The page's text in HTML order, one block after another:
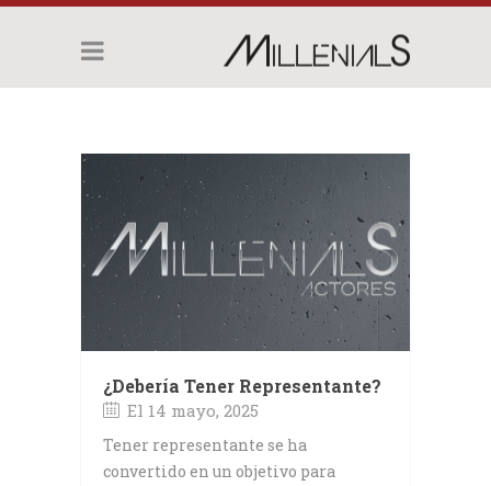
¿Debería Tener Representante?
El 14 mayo, 2025
Tener representante se ha
convertido en un objetivo para